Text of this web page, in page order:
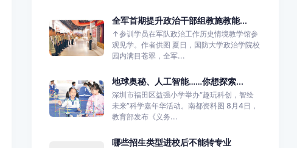
全军首期提升政治干部组教施教能...
↑参训学员在军队政治工作历史情境教学馆参
观见学。作者供图 夏日，国防大学政治学院校
园内满目苍翠，全军...
地球奥秘、人工智能……你想探索...
深圳市福田区益强小学举办“趣玩科创，智绘
未来”科学嘉年华活动。南都资料图 8月4日，
教育部发布《义务...
哪些招生类型进校后不能转专业